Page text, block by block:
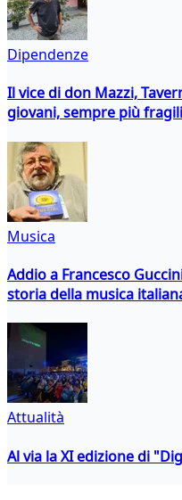
Dipendenze
Il vice di don Mazzi,
giovani, sempre più
Musica
Addio a Francesco
storia della musica
Attualità
Al via la XI edizione di